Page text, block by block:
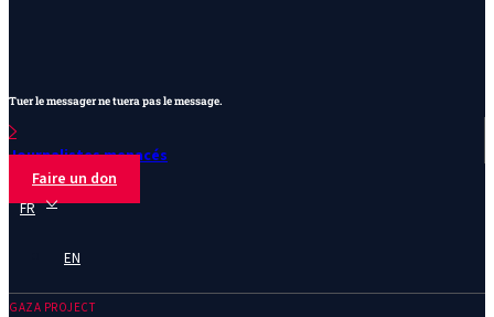
Tuer le messager ne tuera pas le message.
Journalistes menacés
Faire un don
FR
EN
GAZA PROJECT